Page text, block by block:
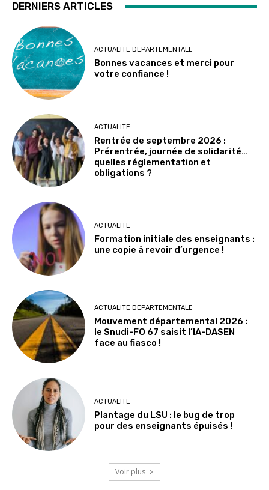
DERNIERS ARTICLES
ACTUALITE DEPARTEMENTALE
Bonnes vacances et merci pour
votre confiance !
ACTUALITE
Rentrée de septembre 2026 :
Prérentrée, journée de solidarité…
quelles réglementation et
obligations ?
ACTUALITE
Formation initiale des enseignants :
une copie à revoir d’urgence !
ACTUALITE DEPARTEMENTALE
Mouvement départemental 2026 :
le Snudi-FO 67 saisit l’IA-DASEN
face au fiasco !
ACTUALITE
Plantage du LSU : le bug de trop
pour des enseignants épuisés !
Voir plus